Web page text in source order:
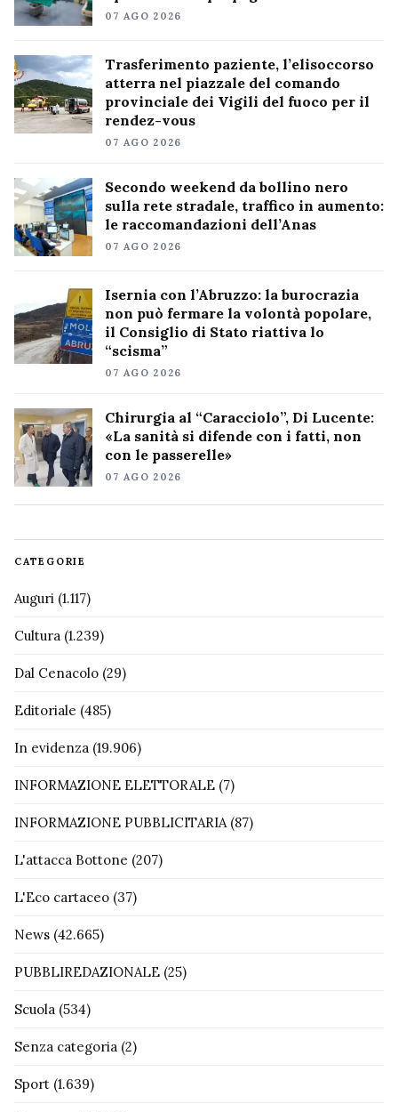
07 AGO 2026
Trasferimento paziente, l’elisoccorso
atterra nel piazzale del comando
provinciale dei Vigili del fuoco per il
rendez-vous
07 AGO 2026
Secondo weekend da bollino nero
sulla rete stradale, traffico in aumento:
le raccomandazioni dell’Anas
07 AGO 2026
Isernia con l’Abruzzo: la burocrazia
non può fermare la volontà popolare,
il Consiglio di Stato riattiva lo
“scisma”
07 AGO 2026
Chirurgia al “Caracciolo”, Di Lucente:
«La sanità si difende con i fatti, non
con le passerelle»
07 AGO 2026
CATEGORIE
Auguri (1.117)
Cultura (1.239)
Dal Cenacolo (29)
Editoriale (485)
In evidenza (19.906)
INFORMAZIONE ELETTORALE (7)
INFORMAZIONE PUBBLICITARIA(87)
L'attacca Bottone (207)
L'Eco cartaceo (37)
News (42.665)
PUBBLIREDAZIONALE (25)
Scuola (534)
Senza categoria (2)
Sport (1.639)